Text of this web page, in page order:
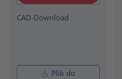
CAD-Download
Plik do